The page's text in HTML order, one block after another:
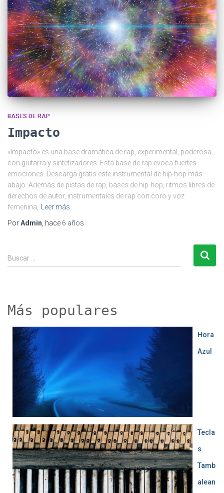
BASES DE RAP
Impacto
«Impacto» es una base dramática de rap, experimental, poderosa,
con guitarra y sintetizadores. Esta base de rap evoca fuertes
emociones. Descarga gratis este instrumental de hip-hop más
abajo. Además de pistas de rap, bases de hip-hop, ritmos libres de
derechos de autor, instrumentales de rap con coro y voz
femenina,
Leer más
PorAdmin , hace 6 años
u
Buscar …
Más populares
Hora
Azul
Tecla
s
Tamb
alean